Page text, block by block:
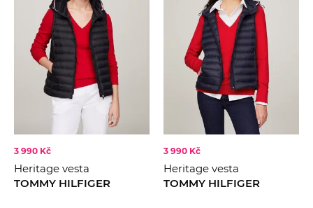
3 990 Kč
Heritage vesta
TOMMY HILFIGER
3 990 Kč
Heritage vesta
TOMMY HILFIGER